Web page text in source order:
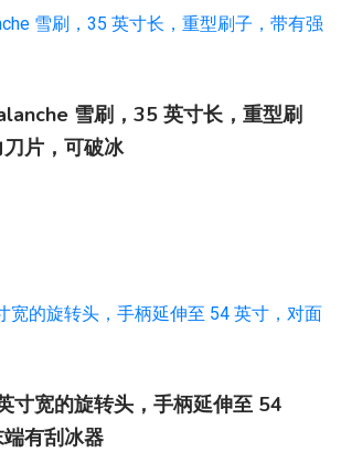
雪刷，35 英寸长，重型刷
片，可破冰
寸宽的旋转头，手柄延伸至 54
有刮冰器